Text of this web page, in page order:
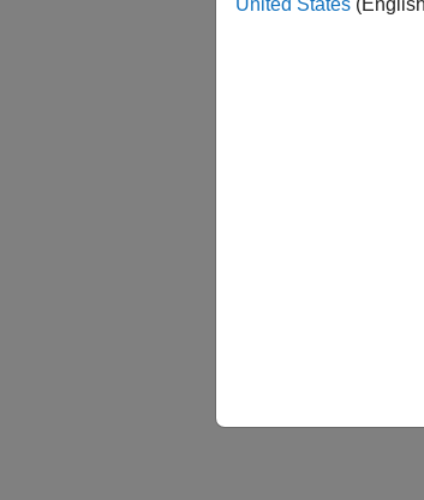
United States